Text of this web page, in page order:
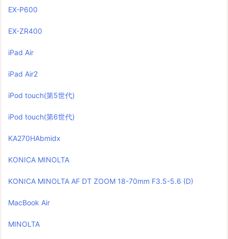
EX-P600
EX-ZR400
iPad Air
iPad Air2
iPod touch(第5世代)
iPod touch(第6世代)
KA270HAbmidx
KONICA MINOLTA
KONICA MINOLTA AF DT ZOOM 18-70mm F3.5-5.6 (D)
MacBook Air
MINOLTA